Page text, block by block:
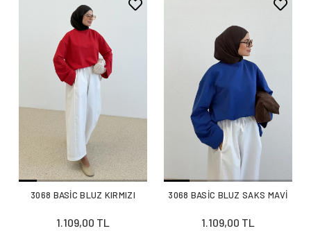
3068 BASİC BLUZ KIRMIZI
1.109,00 TL
3068 BASİC BLUZ SAKS MAVİ
1.109,00 TL